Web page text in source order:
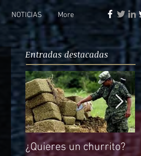
NOTICIAS More
Entradas destacadas
¿Quieres un churrito?